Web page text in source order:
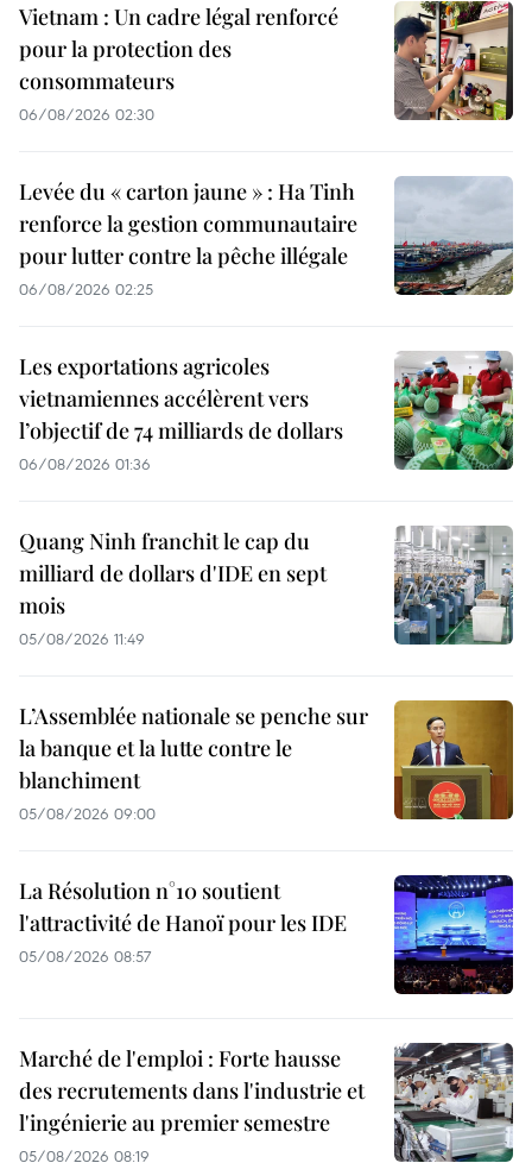
Vietnam : Un cadre légal renforcé
pour la protection des
consommateurs
06/08/2026 02:30
Levée du « carton jaune » : Ha Tinh
renforce la gestion communautaire
pour lutter contre la pêche illégale
06/08/2026 02:25
Les exportations agricoles
vietnamiennes accélèrent vers
l’objectif de 74 milliards de dollars
06/08/2026 01:36
Quang Ninh franchit le cap du
milliard de dollars d'IDE en sept
mois
05/08/2026 11:49
L’Assemblée nationale se penche sur
la banque et la lutte contre le
blanchiment
05/08/2026 09:00
La Résolution n°10 soutient
l'attractivité de Hanoï pour les IDE
05/08/2026 08:57
Marché de l'emploi : Forte hausse
des recrutements dans l'industrie et
l'ingénierie au premier semestre
05/08/2026 08:19